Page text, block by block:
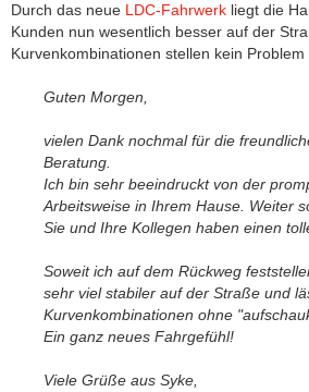
Durch das neue LDC-Fahrwerk liegt die
Kunden nun wesentlich besser auf der
Kurvenkombinationen stellen kein Problem
Guten Morgen,
vielen Dank nochmal für die
Beratung.
Ich bin sehr beeindruckt von der
Arbeitsweise in Ihrem Hause. Weiter
Sie und Ihre Kollegen haben einen
Soweit ich auf dem Rückweg
sehr viel stabiler auf der Straße und
Kurvenkombinationen ohne
Ein ganz neues Fahrgefühl!
Viele Grüße aus Syke,